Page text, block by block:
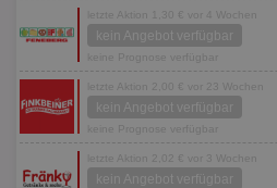
letzte Aktion 1,30 € vor 4 Wochen
kein Angebot verfügbar
keine Prognose verfügbar
letzte Aktion 2,00 € vor 23 Wochen
kein Angebot verfügbar
keine Prognose verfügbar
letzte Aktion 2,02 € vor 3 Wochen
kein Angebot verfügbar